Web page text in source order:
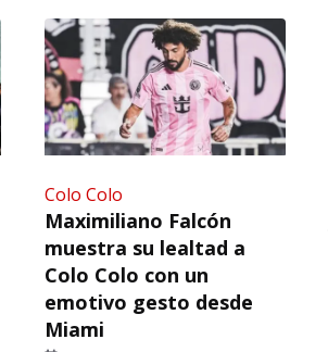
Colo Colo
Maximiliano Falcón
muestra su lealtad a
Colo Colo con un
emotivo gesto desde
Miami